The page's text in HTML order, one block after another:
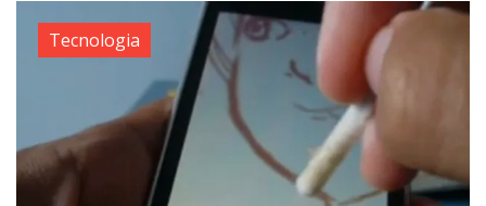
Tecnologia